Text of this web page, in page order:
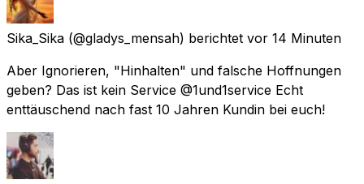
Sika_Sika (@gladys_mensah) berichtet vor 14 Minuten
Aber Ignorieren, "Hinhalten" und falsche Hoffnungen
geben? Das ist kein Service @1und1service Echt
enttäuschend nach fast 10 Jahren Kundin bei euch!